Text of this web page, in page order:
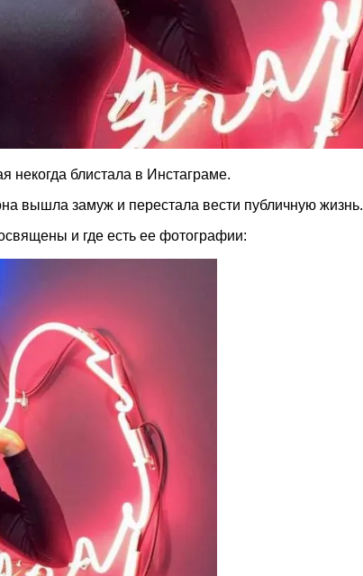
некогда блистала в Инстаграме.
вышла замуж и перестала вести публичную жизнь.
и где есть ее фотографии: